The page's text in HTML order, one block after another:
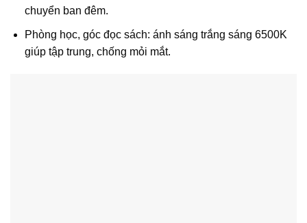
chuyển ban đêm.
Phòng học, góc đọc sách: ánh sáng trắng sáng 6500K
giúp tập trung, chống mỏi mắt.